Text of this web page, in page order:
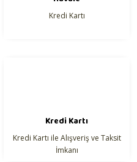
Kredi Kartı
Kredi Kartı
Kredi Kartı ile Alışveriş ve Taksit
İmkanı